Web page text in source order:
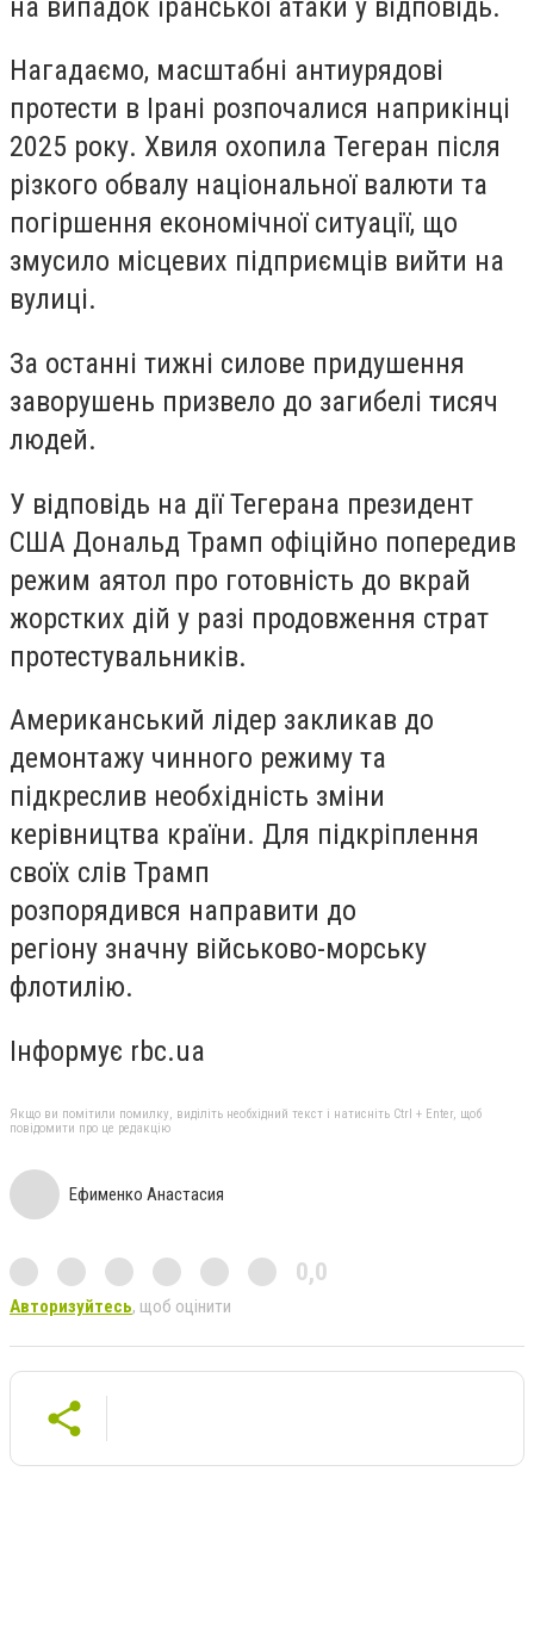
на випадок іранської атаки у відповідь.
Нагадаємо, масштабні антиурядові
протести в Ірані розпочалися наприкінці
2025 року. Хвиля охопила Тегеран після
різкого обвалу національної валюти та
погіршення економічної ситуації, що
змусило місцевих підприємців вийти на
вулиці.
За останні тижні силове придушення
заворушень призвело до загибелі тисяч
людей.
У відповідь на дії Тегерана президент
США Дональд Трамп офіційно попередив
режим аятол про готовність до вкрай
жорстких дій у разі продовження страт
протестувальників.
Американський лідер закликав до
демонтажу чинного режиму та
підкреслив необхідність зміни
керівництва країни. Для підкріплення
своїх слів Трамп
розпорядився направити до
регіону значну військово-морську
флотилію.
Інформує rbc.ua
Якщо ви помітили помилку, виділіть необхідний текст і натисніть Ctrl + Enter, щоб
повідомити про це редакцію
Ефименко Анастасия
0,0
Авторизуйтесь, щоб оцінити